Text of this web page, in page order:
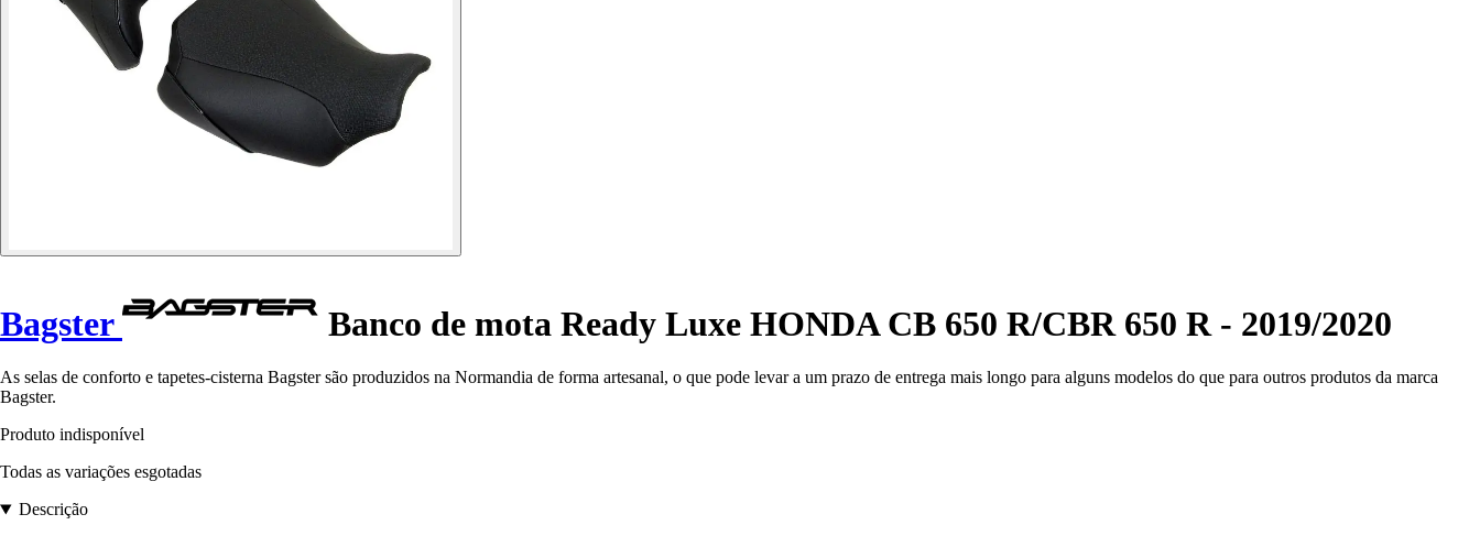
Bagster Banco de mota Ready Luxe HONDA CB 650 R/CBR 650 R - 2019/2020
As selas de conforto e tapetes-cisterna Bagster são produzidos na Normandia de forma artesanal, o que pode levar a um prazo de entrega mais longo para alguns modelos do que para outros produtos da marca
Bagster.
Produto indisponível
Todas as variações esgotadas
Descrição